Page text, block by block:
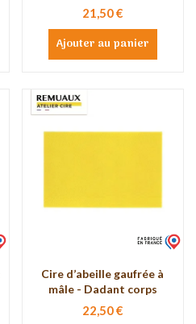
21,50 €
Ajouter au panier
Cire d’abeille gaufrée à
mâle - Dadant corps
22,50 €